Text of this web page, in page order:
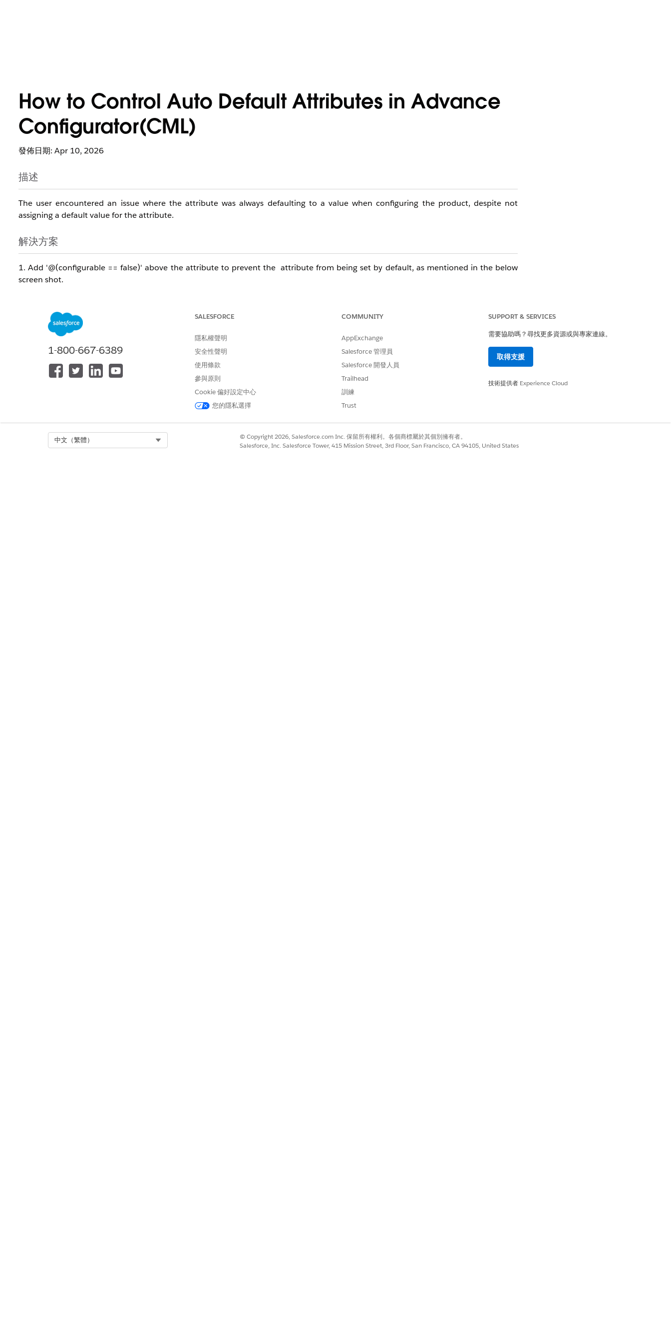
How to Control Auto Default Attributes in Advance
Configurator(CML)
發佈日期: Apr 10, 2026
描述
The user encountered an issue where the attribute was always defaulting to a value when configuring the product, despite not
assigning a default value for the attribute.
解決方案
1. Add '@(configurable == false)' above the attribute to prevent the attribute from being set by default, as mentioned in the below
screen shot.
1-800-667-6389
SALESFORCE
隱私權聲明
安全性聲明
使用條款
參與原則
Cookie 偏好設定中心
您的隱私選擇
COMMUNITY
AppExchange
Salesforce 管理員
Salesforce 開發人員
Trailhead
訓練
Trust
SUPPORT & SERVICES
需要協助嗎？尋找更多資源或與專家連線。
取得支援
技術提供者 Experience Cloud
中文（繁體）
© Copyright 2026, Salesforce.com Inc. 保留所有權利。各個商標屬於其個別擁有者。
Salesforce, Inc. Salesforce Tower, 415 Mission Street, 3rd Floor, San Francisco, CA 94105, United States